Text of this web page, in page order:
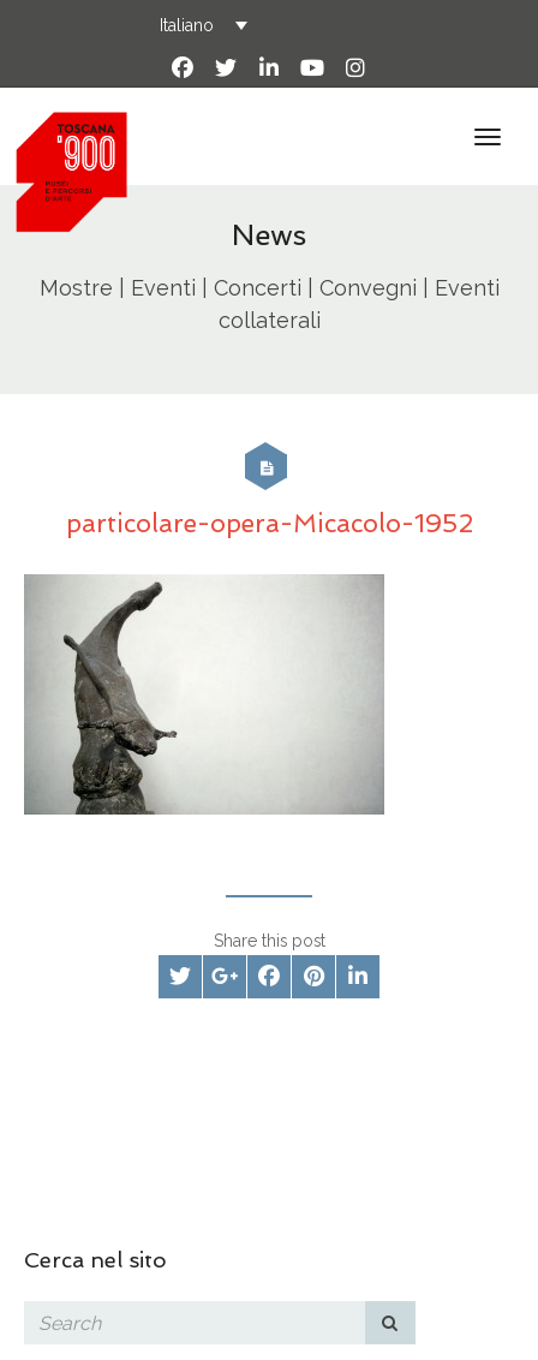
Italiano
News
Mostre | Eventi | Concerti | Convegni | Eventi
collaterali
particolare-opera-Micacolo-1952
Share this post
Cerca nel sito